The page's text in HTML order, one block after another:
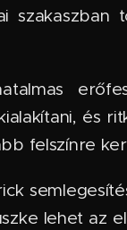
szakaszban
és
felszínre
lehet az